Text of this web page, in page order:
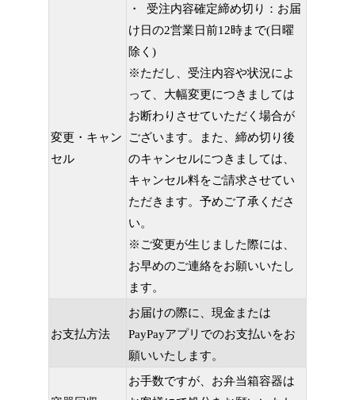
変更・キャン
セル
・ 受注内容確定締め切り：お届
け日の2営業日前12時まで(日曜
除く)
※ただし、受注内容や状況によ
って、大幅変更につきましては
お断わりさせていただく場合が
ございます。また、締め切り後
のキャンセルにつきましては、
キャンセル料をご請求させてい
ただきます。予めご了承くださ
い。
※ご変更が生じました際には、
お早めのご連絡をお願いいたし
ます。
お支払方法
お届けの際に、現金または
PayPayアプリでのお支払いをお
願いいたします。
お手数ですが、お弁当箱容器は